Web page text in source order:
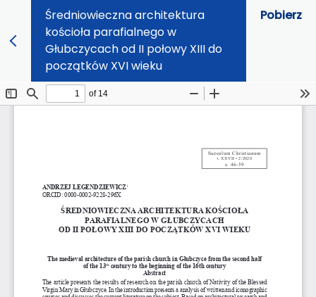
Średniowieczna architektura
kościoła parafialnego w
Głubczycach od II połowy XIII do
początków XVI wieku
Pobierz